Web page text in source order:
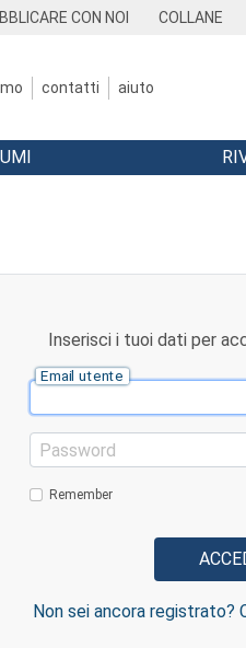
CON NOI COLLANE
contatti aiuto
Inserisci i tuoi dati per
Email utente
Password
Remember
Non sei ancora registrato?